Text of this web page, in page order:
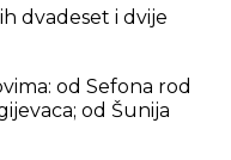
dvadeset i dvije
od Sefona rod
od Šunija